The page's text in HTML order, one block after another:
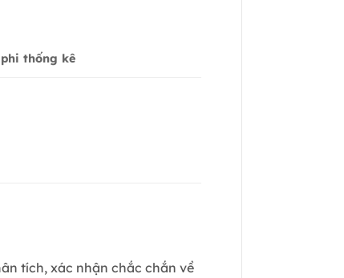
thống kê
tích, xác nhận chắc chắn về